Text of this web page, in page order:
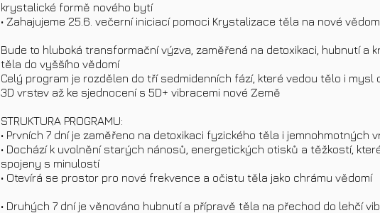
krystalické formě nového bytí
• Zahajujeme 25.6. večerní iniciací pomoci Krystalizace těla na nové
Bude to hluboká transformační výzva, zaměřená na detoxikaci, hubnutí a
těla do vyššího vědomí
Celý program je rozdělen do tří sedmidenních fází, které vedou tělo i mysl
3D vrstev až ke sjednocení s 5D+ vibracemi nové Země
STRUKTURA PROGRAMU:
• Prvních 7 dní je zaměřeno na detoxikaci fyzického těla i jemnohmotných
• Dochází k uvolnění starých nánosů, energetických otisků a těžkostí,
spojeny s minulostí
• Otevírá se prostor pro nové frekvence a očistu těla jako chrámu vědomí
• Druhých 7 dní je věnováno hubnutí a přípravě těla na přechod do lehčí